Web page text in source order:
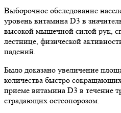
Выборочное обследование
уровень витамина D3 в
высокой мышечной силой рук,
лестнице, физической
падений.
Было доказано увеличение
количества быстро
приеме витамина D3 в течение
страдающих остеопорозом.